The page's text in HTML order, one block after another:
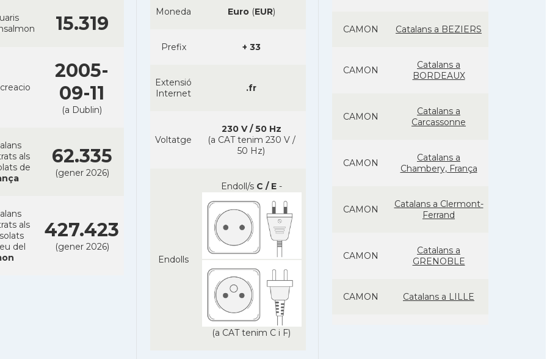
15.319
2005-
09-11
(a Dublin)
als
de
62.335
(gener 2026)
als
del
427.423
(gener 2026)
Moneda Euro(EUR)
Prefix + 33
Extensió
Internet
.fr
Voltatge
230 V / 50 Hz
(a CAT tenim 230 V /
50 Hz)
Endolls
Endoll/s C / E-
(a CAT tenim C i F)
CAMON Catalans a BEZIERS
CAMON
Catalans a
BORDEAUX
CAMON
Catalans a
Carcassonne
CAMON
Catalans a
Chambery, França
CAMON
Catalans a Clermont-
Ferrand
CAMON
Catalans a
GRENOBLE
CAMON Catalans a LILLE